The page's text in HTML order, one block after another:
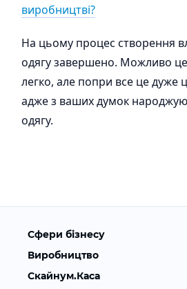
виробництві?
На цьому процес створення
одягу завершено. Можливо
легко, але попри все це дуже
адже з ваших думок
одягу.
Сфери бізнесу
Виробництво
Скайнум.Каса